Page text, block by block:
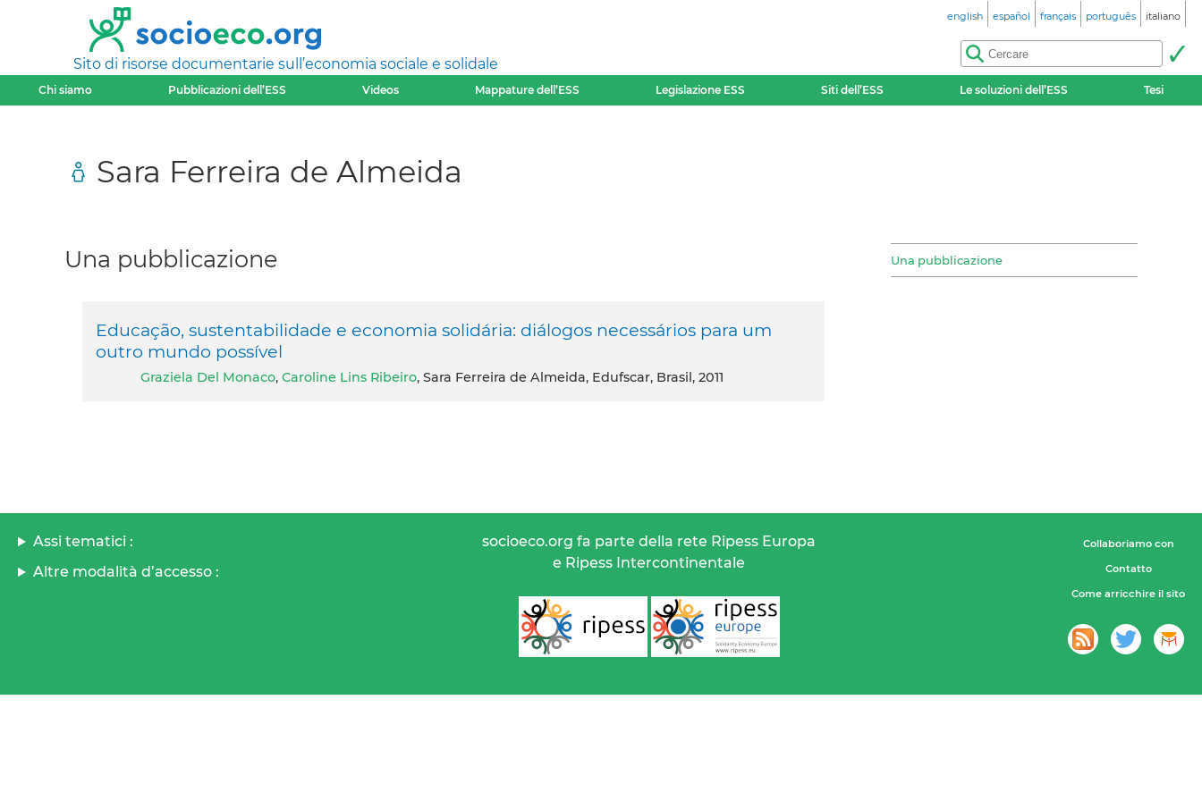
Sito di risorse documentarie sull’economia sociale e solidale
english español français português italiano
Chi siamo Pubblicazioni dell’ESS Videos Mappature dell’ESS Legislazione ESS Siti dell’ESS Le soluzioni dell’ESS Tesi
Sara Ferreira de Almeida
Una pubblicazione
Una pubblicazione
Educação, sustentabilidade e economia solidária: diálogos necessários para um
outro mundo possível
Graziela Del Monaco, Caroline Lins Ribeiro, Sara Ferreira de Almeida, Edufscar, Brasil, 2011
Assi tematici :
Altre modalità d’accesso :
socioeco.org fa parte della rete Ripess Europa
e Ripess Intercontinentale
Collaboriamo con
Contatto
Come arricchire il sito